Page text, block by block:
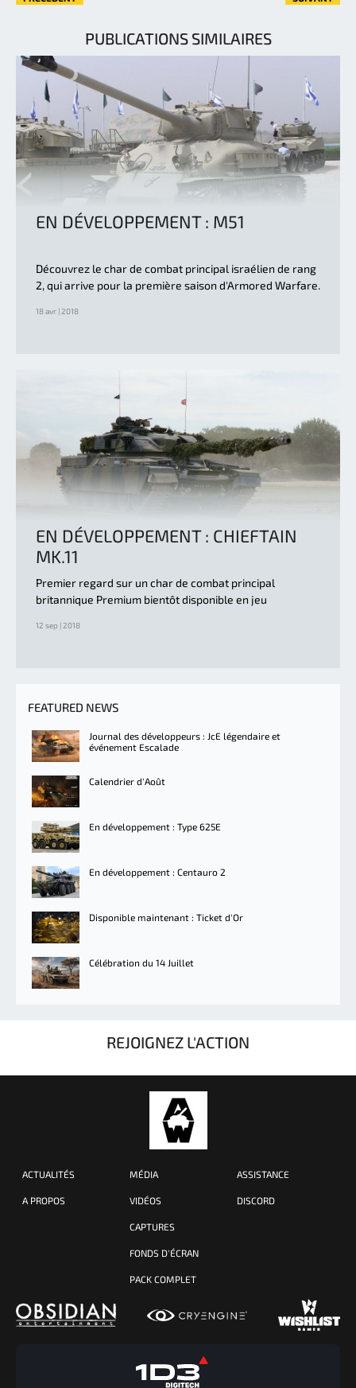
PUBLICATIONS SIMILAIRES
EN DÉVELOPPEMENT : M51
Découvrez le char de combat principal israélien de rang
2, qui arrive pour la première saison d'Armored Warfare.
18 avr | 2018
EN DÉVELOPPEMENT : CHIEFTAIN
MK.11
Premier regard sur un char de combat principal
britannique Premium bientôt disponible en jeu
12 sep | 2018
FEATURED NEWS
Journal des développeurs : JcE légendaire et
événement Escalade
Calendrier d'Août
En développement : Type 625E
En développement : Centauro 2
Disponible maintenant : Ticket d'Or
Célébration du 14 Juillet
REJOIGNEZ L'ACTION
ACTUALITÉS
A PROPOS
MÉDIA
VIDÉOS
CAPTURES
FONDS D'ÉCRAN
PACK COMPLET
ASSISTANCE
DISCORD